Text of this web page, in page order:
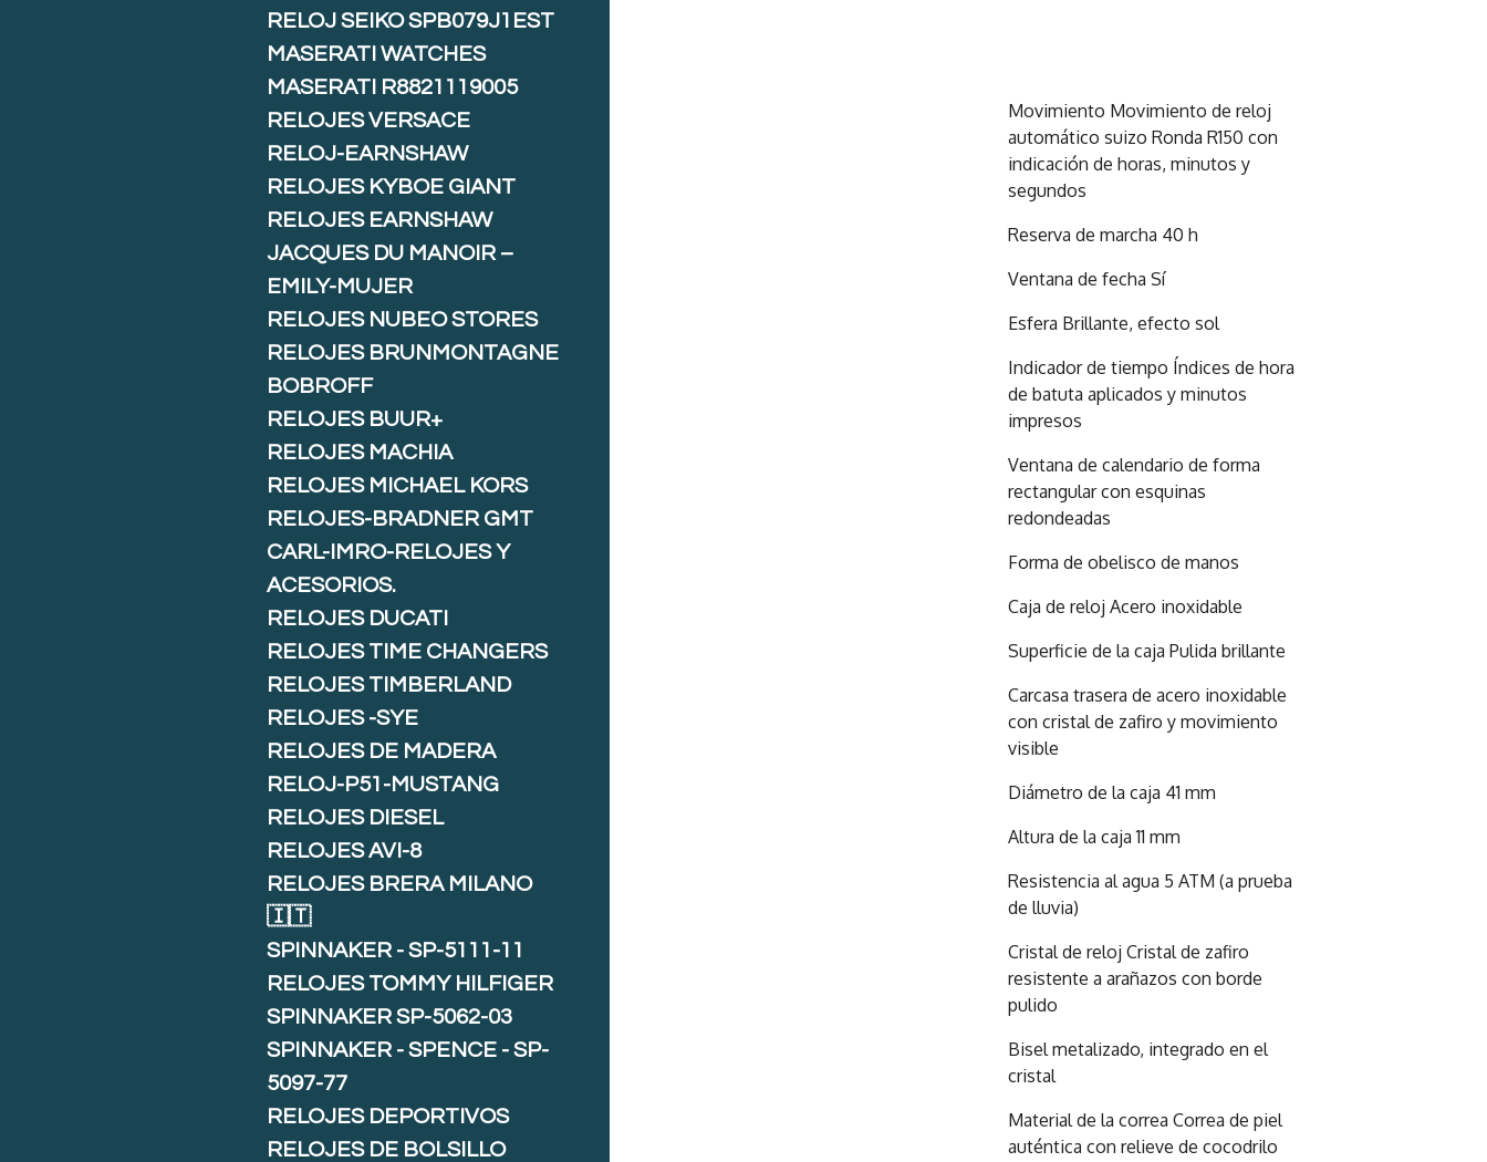
Movimiento Movimiento de reloj
automático suizo Ronda R150 con
indicación de horas, minutos y
segundos
Reserva de marcha 40 h
Ventana de fecha Sí
Esfera Brillante, efecto sol
Indicador de tiempo Índices de hora
de batuta aplicados y minutos
impresos
Ventana de calendario de forma
rectangular con esquinas
redondeadas
Forma de obelisco de manos
Caja de reloj Acero inoxidable
Superficie de la caja Pulida brillante
Carcasa trasera de acero inoxidable
con cristal de zafiro y movimiento
visible
Diámetro de la caja 41 mm
Altura de la caja 11 mm
Resistencia al agua 5 ATM (a prueba
de lluvia)
Cristal de reloj Cristal de zafiro
resistente a arañazos con borde
pulido
Bisel metalizado, integrado en el
cristal
Material de la correa Correa de piel
auténtica con relieve de cocodrilo
RELOJ SEIKO SPB079J1EST
MASERATI WATCHES
MASERATI R8821119005
RELOJES VERSACE
RELOJ-EARNSHAW
RELOJES KYBOE GIANT
RELOJES EARNSHAW
JACQUES DU MANOIR –
EMILY-MUJER
RELOJES NUBEO STORES
RELOJES BRUNMONTAGNE
BOBROFF
RELOJES BUUR+
RELOJES MACHIA
RELOJES MICHAEL KORS
RELOJES-BRADNER GMT
CARL-IMRO-RELOJES Y
ACESORIOS.
RELOJES DUCATI
RELOJES TIME CHANGERS
RELOJES TIMBERLAND
RELOJES -SYE
RELOJES DE MADERA
RELOJ-P51-MUSTANG
RELOJES DIESEL
RELOJES AVI-8
RELOJES BRERA MILANO
🇮🇹
SPINNAKER - SP-5111-11
RELOJES TOMMY HILFIGER
SPINNAKER SP-5062-03
SPINNAKER - SPENCE - SP-
5097-77
RELOJES DEPORTIVOS
RELOJES DE BOLSILLO